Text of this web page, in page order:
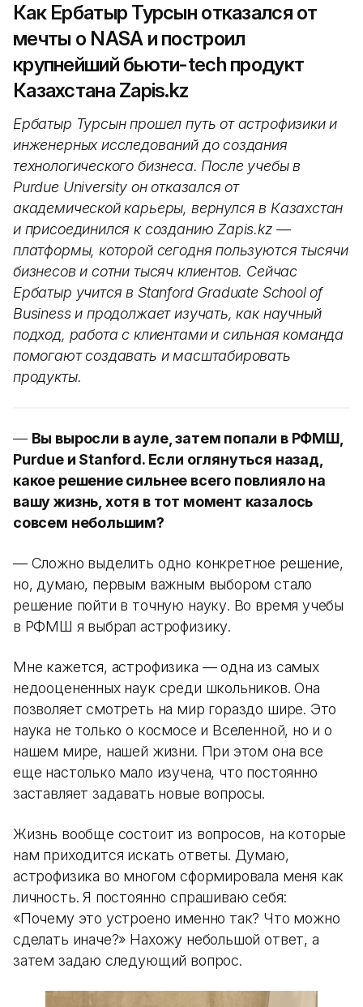
Как Ербатыр Турсын отказался от
мечты о NASA и построил
крупнейший бьюти-tech продукт
Казахстана Zapis.kz
Ербатыр Турсын прошел путь от астрофизики и
инженерных исследований до создания
технологического бизнеса. После учебы в
Purdue University он отказался от
академической карьеры, вернулся в Казахстан
и присоединился к созданию Zapis.kz —
платформы, которой сегодня пользуются тысячи
бизнесов и сотни тысяч клиентов. Сейчас
Ербатыр учится в Stanford Graduate School of
Business и продолжает изучать, как научный
подход, работа с клиентами и сильная команда
помогают создавать и масштабировать
продукты.
— Вы выросли в ауле, затем попали в РФМШ,
Purdue и Stanford. Если оглянуться назад,
какое решение сильнее всего повлияло на
вашу жизнь, хотя в тот момент казалось
совсем небольшим?
— Сложно выделить одно конкретное решение,
но, думаю, первым важным выбором стало
решение пойти в точную науку. Во время учебы
в РФМШ я выбрал астрофизику.
Мне кажется, астрофизика — одна из самых
недооцененных наук среди школьников. Она
позволяет смотреть на мир гораздо шире. Это
наука не только о космосе и Вселенной, но и о
нашем мире, нашей жизни. При этом она все
еще настолько мало изучена, что постоянно
заставляет задавать новые вопросы.
Жизнь вообще состоит из вопросов, на которые
нам приходится искать ответы. Думаю,
астрофизика во многом сформировала меня как
личность. Я постоянно спрашиваю себя:
«Почему это устроено именно так? Что можно
сделать иначе?» Нахожу небольшой ответ, а
затем задаю следующий вопрос.